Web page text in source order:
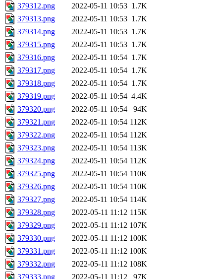
379312.png
2022-05-11 10:53 1.7K
379313.png
2022-05-11 10:53 1.7K
379314.png
2022-05-11 10:53 1.7K
379315.png
2022-05-11 10:53 1.7K
379316.png
2022-05-11 10:54 1.7K
379317.png
2022-05-11 10:54 1.7K
379318.png
2022-05-11 10:54 1.7K
379319.png
2022-05-11 10:54 4.4K
379320.png
2022-05-11 10:54
94K
379321.png
2022-05-11 10:54 112K
379322.png
2022-05-11 10:54 112K
379323.png
2022-05-11 10:54 113K
379324.png
2022-05-11 10:54 112K
379325.png
2022-05-11 10:54 110K
379326.png
2022-05-11 10:54 110K
379327.png
2022-05-11 10:54 114K
379328.png
2022-05-11 11:12 115K
379329.png
2022-05-11 11:12 107K
379330.png
2022-05-11 11:12 100K
379331.png
2022-05-11 11:12 100K
379332.png
2022-05-11 11:12 108K
379333.png
2022-05-11 11:12
97K